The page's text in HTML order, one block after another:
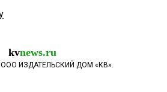
kvnews.ru
ООО ИЗДАТЕЛЬСКИЙ ДОМ «КВ».